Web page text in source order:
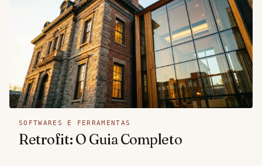
SOFTWARES E FERRAMENTAS
Retrofit: O Guia Completo